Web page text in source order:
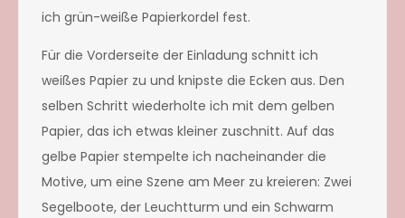
ich grün-weiße Papierkordel fest.
Für die Vorderseite der Einladung schnitt ich
weißes Papier zu und knipste die Ecken aus. Den
selben Schritt wiederholte ich mit dem gelben
Papier, das ich etwas kleiner zuschnitt. Auf das
gelbe Papier stempelte ich nacheinander die
Motive, um eine Szene am Meer zu kreieren: Zwei
Segelboote, der Leuchtturm und ein Schwarm